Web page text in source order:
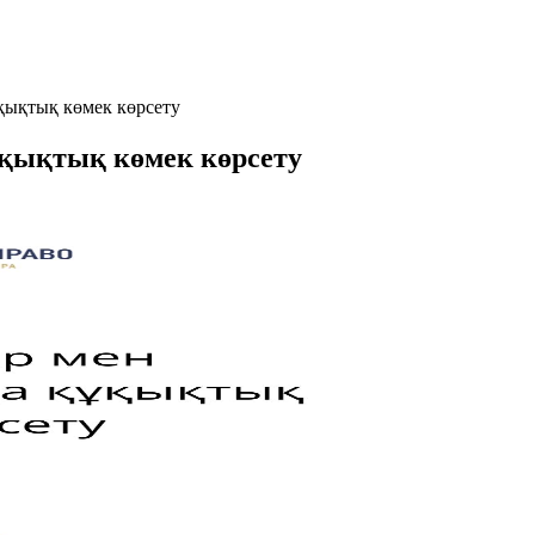
көмек көрсету
көмек көрсету